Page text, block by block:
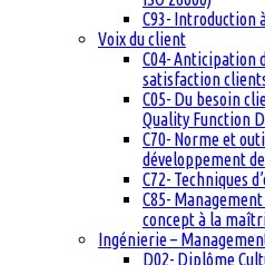
C93- Introduction
Voix du client
C04- Anticipation
satisfaction
C05- Du besoin
Quality Function
C70- Norme et
développement
C72- Techniques
C85-
concept à la
Ingénierie –
D02- Diplôme